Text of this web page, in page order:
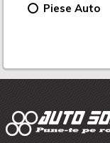
Piese Auto